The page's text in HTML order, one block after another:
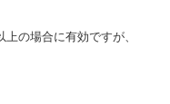
の場合に有効ですが、